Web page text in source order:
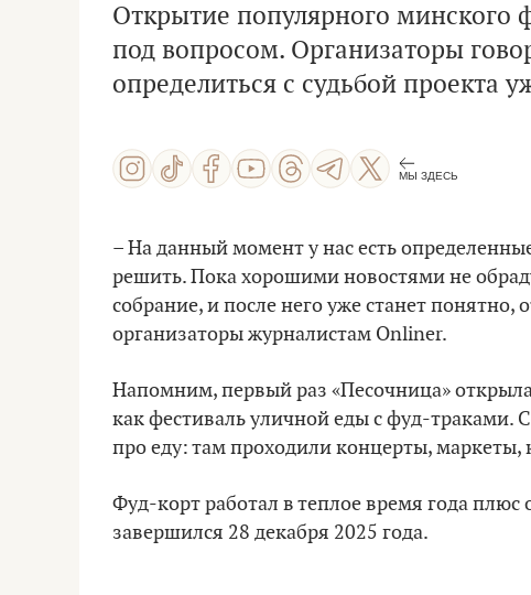
Открытие популярного минского
под вопросом. Организаторы
определиться с судьбой проекта
МЫ ЗДЕСЬ
– На данный момент у нас есть
решить. Пока хорошими новостями не
собрание, и после него уже станет понятно,
организаторы журналистам Onliner.
Напомним, первый раз «Песочница»
как фестиваль уличной еды с фуд-траками.
про еду: там проходили концерты, маркеты,
Фуд-корт работал в теплое время года
завершился 28 декабря 2025 года.